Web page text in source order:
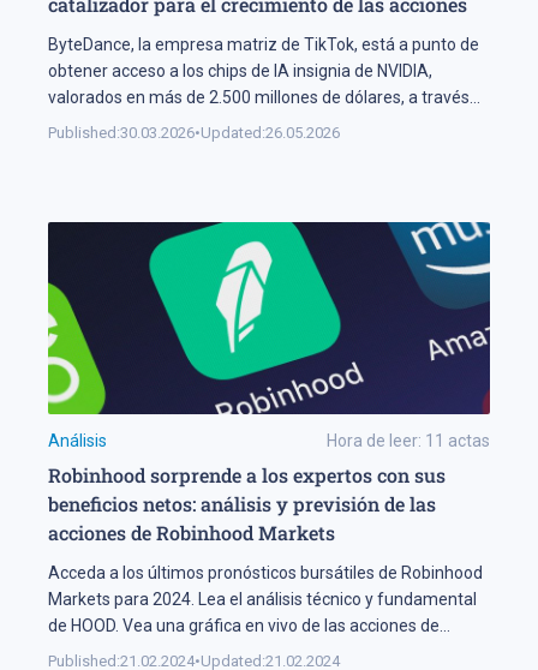
ByteDance, la empresa matriz de TikTok, está a punto de
obtener acceso a los chips de IA insignia de NVIDIA,
valorados en más de 2.500 millones de dólares, a través
de centros de datos en Malasia. El acuerdo indica que
Published:30.03.2026•Updated:26.05.2026
Análisis Hora de leer: 11 actas
Robinhood sorprende a los expertos con sus
beneficios netos: análisis y previsión de las
acciones de Robinhood Markets
Acceda a los últimos pronósticos bursátiles de Robinhood
Markets para 2024. Lea el análisis técnico y fundamental
de HOOD. Vea una gráfica en vivo de las acciones de
Robinhood Markets.
Published:21.02.2024•Updated:21.02.2024